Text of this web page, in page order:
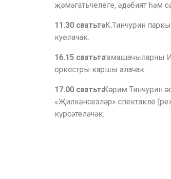
җәмәгатьчелеге, әдәбият һәм
11.30 сәгатьтәК.Тинчурин
куелачак.
16.15 сәгатьтәтамашачыларны
оркестры каршы алачак.
17.00 сәгатьтәКәрим Тинчурин
«Җилкәнсезләр» спектакле
күрсәтеләчәк.